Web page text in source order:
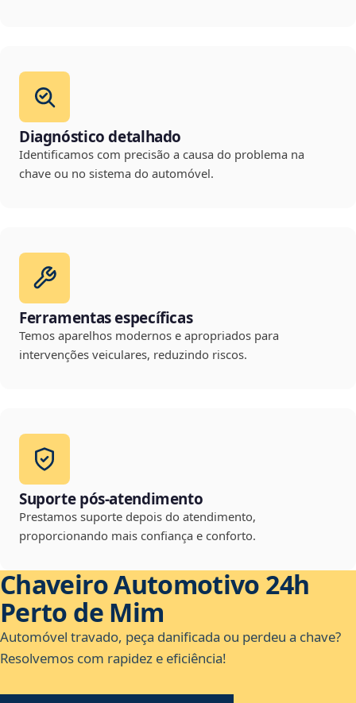
Diagnóstico detalhado
Identificamos com precisão a causa do problema na
chave ou no sistema do automóvel.
Ferramentas específicas
Temos aparelhos modernos e apropriados para
intervenções veiculares, reduzindo riscos.
Suporte pós-atendimento
Prestamos suporte depois do atendimento,
proporcionando mais confiança e conforto.
Chaveiro Automotivo 24h
Perto de Mim
Automóvel travado, peça danificada ou perdeu a chave?
Resolvemos com rapidez e eficiência!